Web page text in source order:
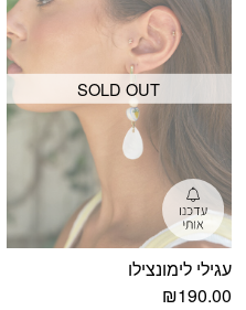
SOLD OUT
עגילי לימונצילו
₪190.00